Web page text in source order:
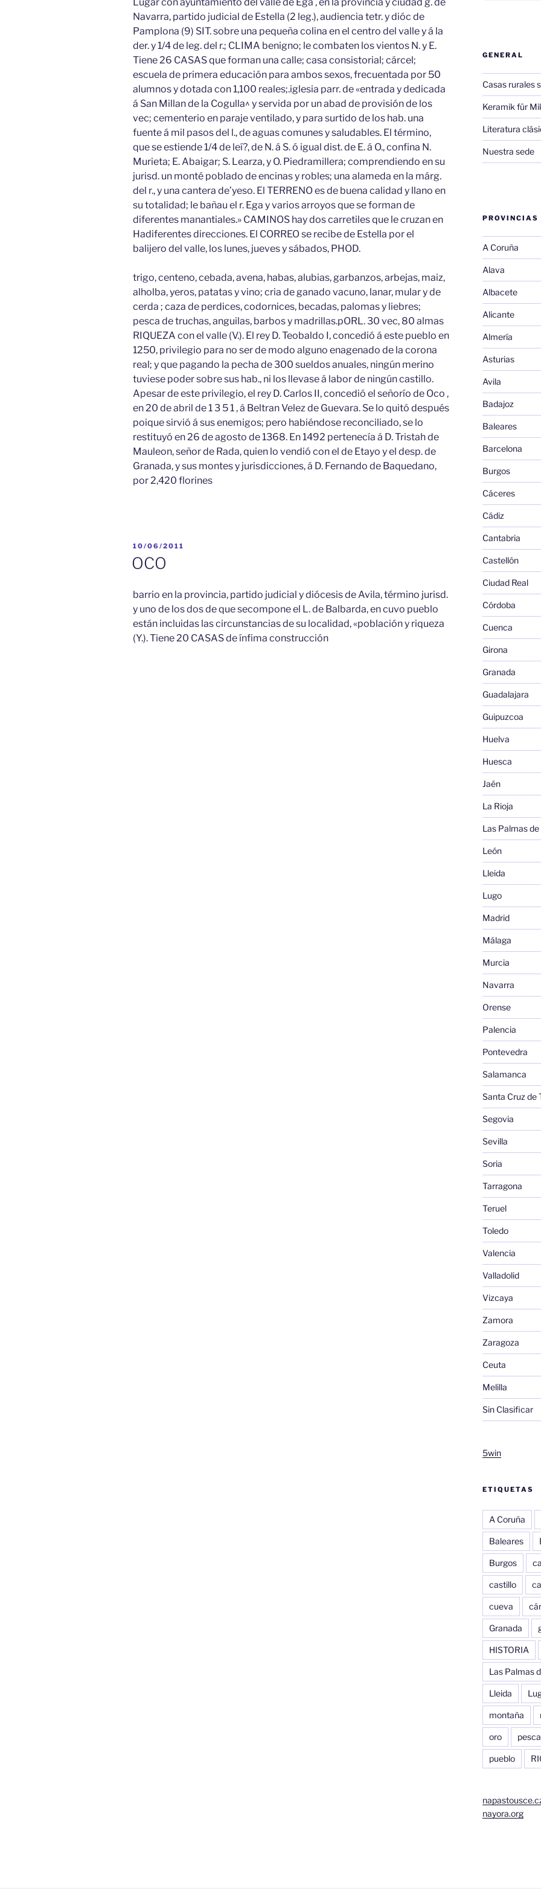
Navarra, partido judicial de Estella (2 leg.), audiencia tetr. y dióc de
Pamplona (9) SIT. sobre una pequeña colina en el centro del valle y á la
der. y 1/4 de leg. del r.; CLIMA benigno; le combaten los vientos N. y E.
Tiene 26 CASAS que forman una calle; casa consistorial; cárcel;
escuela de primera educación para ambos sexos, frecuentada por 50
alumnos y dotada con 1,100 reales;.iglesia parr. de «entrada y dedicada
á San Millan de la Cogulla^ y servida por un abad de provisión de los
vec; cementerio en paraje ventilado, y para surtido de los hab. una
fuente á mil pasos del l., de aguas comunes y saludables. El término,
que se estiende 1/4 de leí?, de N. á S. ó igual dist. de E. á O., confina N.
Murieta; E. Abaigar; S. Learza, y O. Piedramillera; comprendiendo en su
jurisd. un monté poblado de encinas y robles; una alameda en la márg.
del r., y una cantera de’yeso. El TERRENO es de buena calidad y llano en
su totalidad; le bañau el r. Ega y varios arroyos que se forman de
diferentes manantiales.» CAMINOS hay dos carretiles que le cruzan en
Hadiferentes direcciones. El CORREO se recibe de Estella por el
balijero del valle, los lunes, jueves y sábados, PHOD.
trigo, centeno, cebada, avena, habas, alubias, garbanzos, arbejas, maiz,
alholba, yeros, patatas y vino; cria de ganado vacuno, lanar, mular y de
cerda ; caza de perdices, codornices, becadas, palomas y liebres;
pesca de truchas, anguilas, barbos y madrillas.pORL. 30 vec, 80 almas
RIQUEZA con el valle (V.). El rey D. Teobaldo I, concedió á este pueblo en
1250, privilegio para no ser de modo alguno enagenado de la corona
real; y que pagando la pecha de 300 sueldos anuales, ningún merino
tuviese poder sobre sus hab., ni los llevase á labor de ningún castillo.
Apesar de este privilegio, el rey D. Carlos II, concedió el señorío de Oco ,
en 20 de abril de 1 3 5 1 , á Beltran Velez de Guevara. Se lo quitó después
poique sirvió á sus enemigos; pero habiéndose reconciliado, se lo
restituyó en 26 de agosto de 1368. En 1492 pertenecía á D. Tristah de
Mauleon, señor de Rada, quien lo vendió con el de Etayo y el desp. de
Granada, y sus montes y jurisdicciones, á D. Fernando de Baquedano,
por 2,420 florines
PUBLICADO
10/06/2011
OCO
barrio en la provincia, partido judicial y diócesis de Avila, término jurisd.
y uno de los dos de que secompone el L. de Balbarda, en cuvo pueblo
están incluidas las circunstancias de su localidad, «población y riqueza
(Y.). Tiene 20 CASAS de ínfima construcción
GENERAL
Casas rurales
Keramik für
Literatura
Nuestra sede
PROVINCIAS
A Coruña
Alava
Albacete
Alicante
Almería
Asturias
Avila
Badajoz
Baleares
Barcelona
Burgos
Cáceres
Cádiz
Cantabria
Castellón
Ciudad Real
Córdoba
Cuenca
Girona
Granada
Guadalajara
Guipuzcoa
Huelva
Huesca
Jaén
La Rioja
Las Palmas
León
Lleida
Lugo
Madrid
Málaga
Murcia
Navarra
Orense
Palencia
Pontevedra
Salamanca
Santa Cruz de
Segovia
Sevilla
Soria
Tarragona
Teruel
Toledo
Valencia
Valladolid
Vizcaya
Zamora
Zaragoza
Ceuta
Melilla
Sin Clasificar
5win
ETIQUETAS
A Coruña
Baleares
Burgos
castillo
cueva
Granada
HISTORIA
Las Palmas
Lleida
montaña
oro pesca
pueblo
nayora.org